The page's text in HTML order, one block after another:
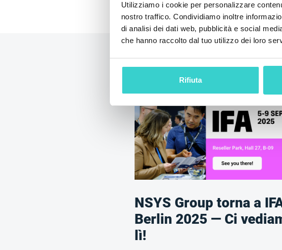
Utilizziamo i cookie per personalizzare
nostro traffico. Condividiamo inoltre
di analisi dei dati web, pubblicità e social
che hanno raccolto dal tuo utilizzo dei loro
Rifiuta
NSYS Group torna a
Berlin 2025 — Ci
lì!